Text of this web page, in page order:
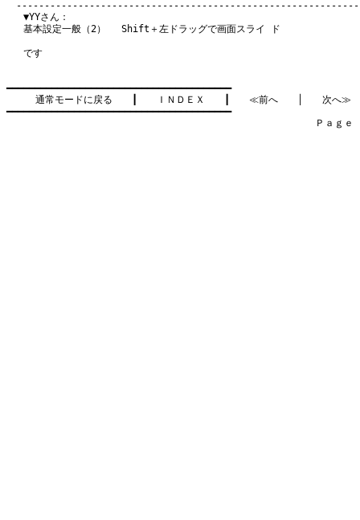
▼YYさん：
基本設定一般（2） Shift＋左ドラッグで画面スライ ド
です
━━━━━━━━━━━━━━━━━━━━━━━━━━━━━━━━━━━━━━━━
通常モードに戻る
ＩＮＤＥＸ ≪前へ
次へ≫
━━━━━━━━━━━━━━━━━━━━━━━━━━━━━━━━━━━━━━━━
Ｐａｇｅ